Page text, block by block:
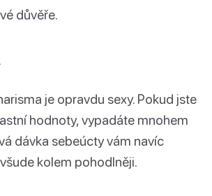
důvěře.
je opravdu sexy. Pokud jste
hodnoty, vypadáte mnohem
dávka sebeúcty vám navíc
kolem pohodlněji.